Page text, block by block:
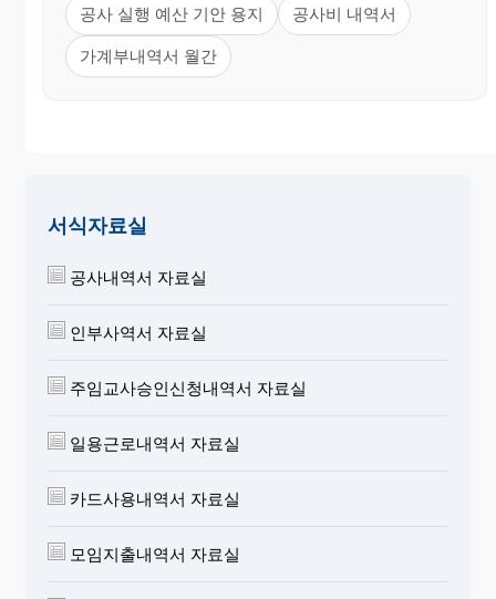
공사 실행 예산 기안 용지 공사비 내역서
가계부내역서 월간
서식자료실
공사내역서 자료실
인부사역서 자료실
주임교사승인신청내역서 자료실
일용근로내역서 자료실
카드사용내역서 자료실
모임지출내역서 자료실